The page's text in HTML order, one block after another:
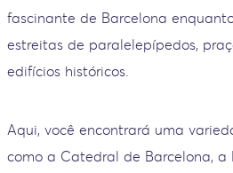
fascinante de Barcelona
estreitas de paralelepípedos,
edifícios históricos.
Aqui, você encontrará uma
como a Catedral de Barcelona, a